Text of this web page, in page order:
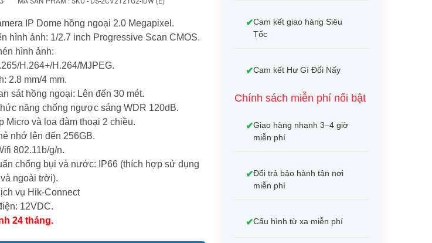
IP Dome hồng ngoại 2.0 Megapixel.
hình ảnh: 1/2.7 inch Progressive Scan CMOS.
hình ảnh:
H.264+/H.264/MJPEG.
2.8 mm/4 mm.
sát hồng ngoại: Lên đến 30 mét.
năng chống ngược sáng WDR 120dB.
Micro và loa đàm thoại 2 chiều.
nhớ lên đến 256GB.
802.11b/g/n.
chống bụi và nước: IP66 (thích hợp sử dụng
ngoài trời).
vụ Hik-Connect
12VDC.
24 tháng.
Cam kết giao hàng Siêu
Tốc
Cam kết Hư Gì Đổi Nấy
Chính sách miễn phí nổi bật
Giao hàng nhanh 3–4 giờ
miễn phí
Đổi trả bảo hành tận nơi
miễn phí
Cấu hình từ xa miễn phí